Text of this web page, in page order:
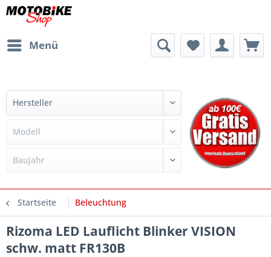
Menü
Startseite Beleuchtung
Rizoma LED Lauflicht Blinker VISION
schw. matt FR130B